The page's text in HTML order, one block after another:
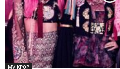
MV KPOP